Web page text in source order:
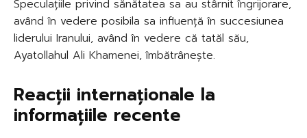
Speculațiile privind sănătatea sa au stârnit îngrijorare,
având în vedere posibila sa influență în succesiunea
liderului Iranului, având în vedere că tatăl său,
Ayatollahul Ali Khamenei, îmbătrânește.
Reacții internaționale la
informațiile recente